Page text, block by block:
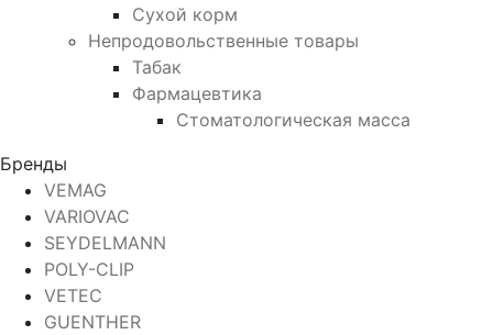
Сухой корм
Непродовольственные товары
Табак
Фармацевтика
Стоматологическая масса
Бренды
VEMAG
VARIOVAC
SEYDELMANN
POLY-CLIP
VETEC
GUENTHER